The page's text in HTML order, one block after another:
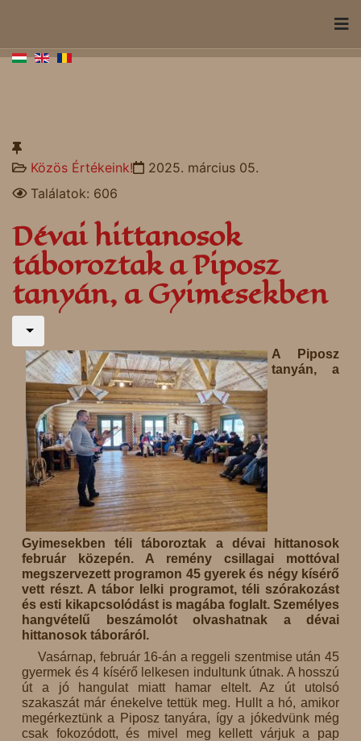
Közös Értékeink!
2025. március 05.
Találatok: 606
Dévai hittanosok
táboroztak a Piposz
tanyán, a Gyimesekben
A Piposz
tanyán, a
Gyimesekben téli táboroztak a dévai hittanosok
február közepén. A remény csillagai mottóval
megszervezett programon 45 gyerek és négy kísérő
vett részt. A tábor lelki programot, téli szórakozást
és esti kikapcsolódást is magába foglalt. Személyes
hangvételű beszámolót olvashatnak a dévai
hittanosok táboráról.
Vasárnap, február 16-án a reggeli szentmise után 45
gyermek és 4 kísérő lelkesen indultunk útnak. A hosszú
út a jó hangulat miatt hamar eltelt. Az út utolsó
szakaszát már énekelve tettük meg. Hullt a hó, amikor
megérkeztünk a Piposz tanyára, így a jókedvünk még
csak fokozódott, és mivel meg kellett várjuk a pap